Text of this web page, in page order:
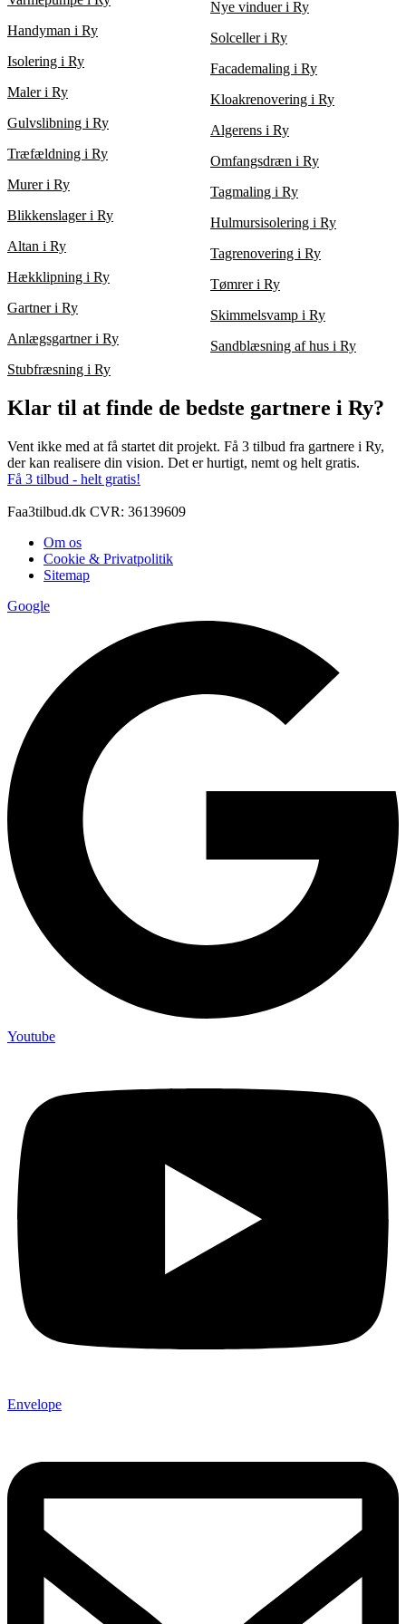
Handyman i Ry
Isolering i Ry
Maler i Ry
Gulvslibning i Ry
Træfældning i Ry
Murer i Ry
Blikkenslager i Ry
Altan i Ry
Hækklipning i Ry
Gartner i Ry
Anlægsgartner i Ry
Stubfræsning i Ry
Nye vinduer i Ry
Solceller i Ry
Facademaling i Ry
Kloakrenovering i Ry
Algerens i Ry
Omfangsdræn i Ry
Tagmaling i Ry
Hulmursisolering i Ry
Tagrenovering i Ry
Tømrer i Ry
Skimmelsvamp i Ry
Sandblæsning af hus i Ry
Klar til at finde de bedste gartnere i Ry?
Vent ikke med at få startet dit projekt. Få 3 tilbud fra gartnere i Ry,
der kan realisere din vision. Det er hurtigt, nemt og helt gratis.
Få 3 tilbud - helt gratis!
Faa3tilbud.dk CVR: 36139609
Om os
Cookie & Privatpolitik
Sitemap
Google
Youtube
Envelope